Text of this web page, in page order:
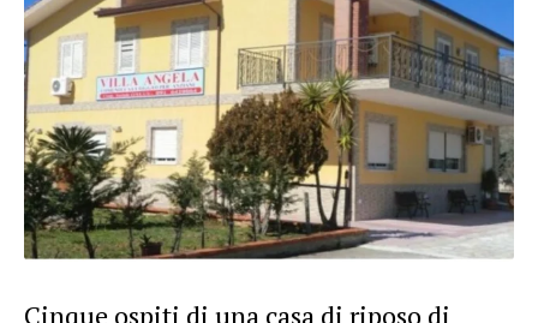
Cinque ospiti di una casa di riposo di